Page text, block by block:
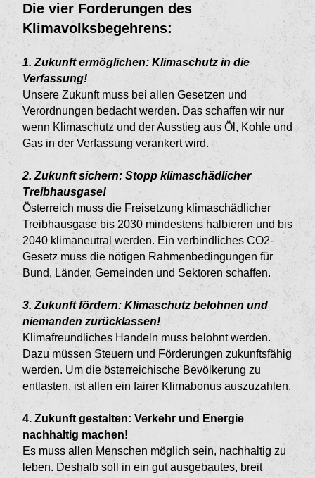
Die vier Forderungen des
Klimavolksbegehrens:
1. Zukunft ermöglichen: Klimaschutz in die
Verfassung!
Unsere Zukunft muss bei allen Gesetzen und
Verordnungen bedacht werden. Das schaffen wir nur
wenn Klimaschutz und der Ausstieg aus Öl, Kohle und
Gas in der Verfassung verankert wird.
2. Zukunft sichern: Stopp klimaschädlicher
Treibhausgase!
Österreich muss die Freisetzung klimaschädlicher
Treibhausgase bis 2030 mindestens halbieren und bis
2040 klimaneutral werden. Ein verbindliches CO2-
Gesetz muss die nötigen Rahmenbedingungen für
Bund, Länder, Gemeinden und Sektoren schaffen.
3.Zukunft fördern: Klimaschutz belohnen und
niemanden zurücklassen!
Klimafreundliches Handeln muss belohnt werden.
Dazu müssen Steuern und Förderungen zukunftsfähig
werden. Um die österreichische Bevölkerung zu
entlasten, ist allen ein fairer Klimabonus auszuzahlen.
4. Zukunft gestalten: Verkehr und Energie
nachhaltig machen!
Es muss allen Menschen möglich sein, nachhaltig zu
leben. Deshalb soll in ein gut ausgebautes, breit